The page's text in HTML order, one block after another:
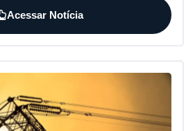
Acessar Notícia